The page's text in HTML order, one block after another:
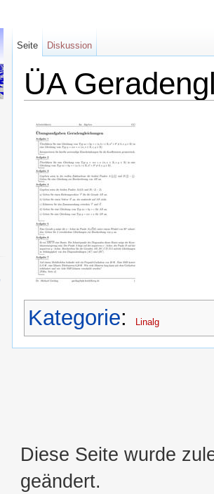
ÜA
Kategorie: Linalg
Seite Diskussion
Diese Seite wurde
geändert.